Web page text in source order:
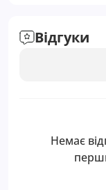
Відгуки
Немає